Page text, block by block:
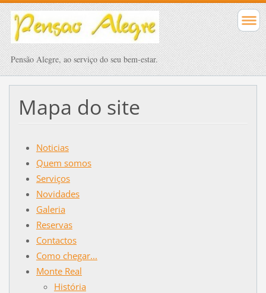
Pensão Alegre, ao serviço do seu bem-estar.
Mapa do site
Noticias
Quem somos
Serviços
Novidades
Galeria
Reservas
Contactos
Como chegar...
Monte Real
História